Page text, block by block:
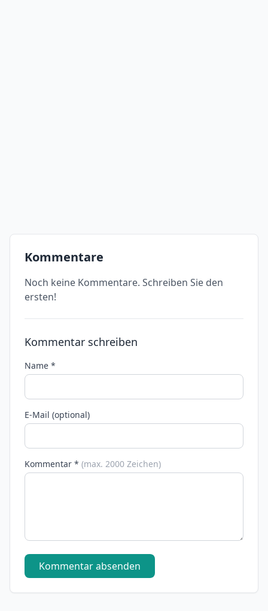
Kommentare
Noch keine Kommentare. Schreiben Sie den
ersten!
Kommentar schreiben
Name *
E-Mail (optional)
Kommentar * (max. 2000 Zeichen)
Kommentar absenden